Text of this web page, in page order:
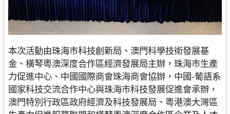
本次活動由珠海市科技創新局、澳門科學技術發展基
金、橫琴粵澳深度合作區經濟發展局主辦，珠海市生產
力促進中心、中國國際商會珠海商會協辦，中國-葡語系
國家科技交流合作中心與珠海市科技發展促進會承辦，
澳門特別行政區政府經濟及科技發展局、粵港澳大灣區